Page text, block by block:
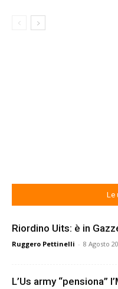
Le
Riordino Uits: è in
Ruggero Pettinelli - 8 Agosto
L’Us army “pensiona”